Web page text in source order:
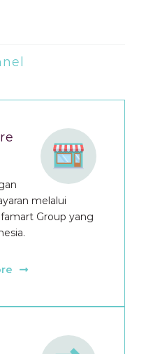
melalui
Group yang